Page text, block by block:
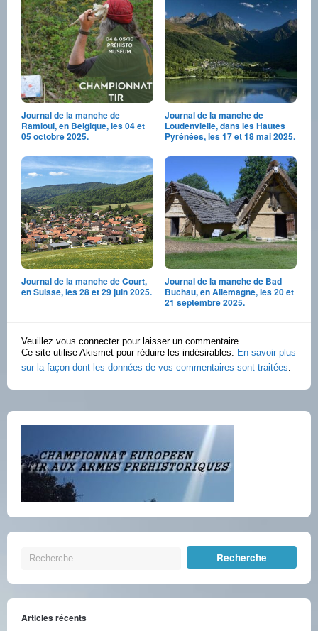
Journal de la manche de
Ramioul, en Belgique, les 04 et
05 octobre 2025.
Journal de la manche de
Loudenvielle, dans les Hautes
Pyrénées, les 17 et 18 mai 2025.
Journal de la manche de Court,
en Suisse, les 28 et 29 juin 2025.
Journal de la manche de Bad
Buchau, en Allemagne, les 20 et
21 septembre 2025.
Veuillez vous connecter pour laisser un commentaire.
Ce site utilise Akismet pour réduire les indésirables. En savoir plus
sur la façon dont les données de vos commentaires sont traitées.
Articles récents